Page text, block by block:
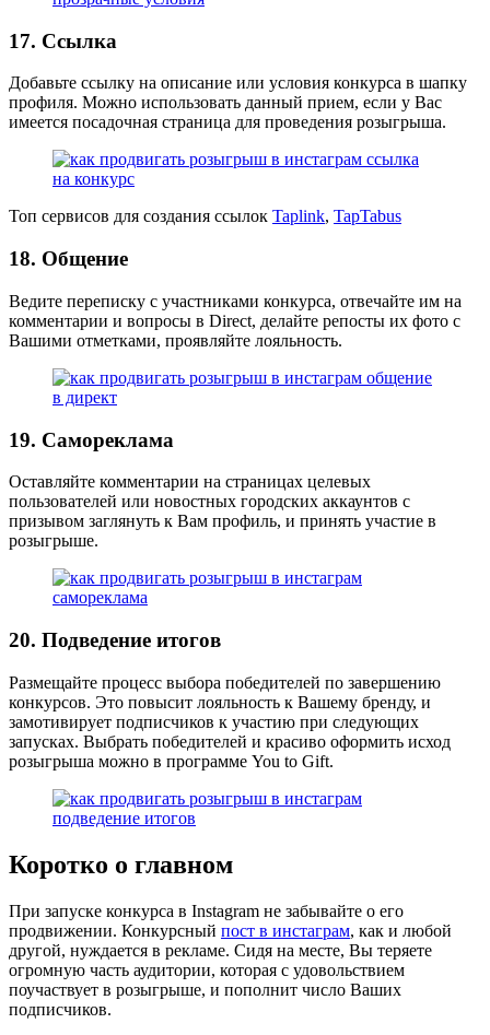
17. Ссылка
Добавьте ссылку на описание или условия конкурса в шапку
профиля. Можно использовать данный прием, если у Вас
имеется посадочная страница для проведения розыгрыша.
Топ сервисов для создания ссылок Taplink, TapTabus
18. Общение
Ведите переписку с участниками конкурса, отвечайте им на
комментарии и вопросы в Direct, делайте репосты их фото с
Вашими отметками, проявляйте лояльность.
19. Самореклама
Оставляйте комментарии на страницах целевых
пользователей или новостных городских аккаунтов с
призывом заглянуть к Вам профиль, и принять участие в
розыгрыше.
20. Подведение итогов
Размещайте процесс выбора победителей по завершению
конкурсов. Это повысит лояльность к Вашему бренду, и
замотивирует подписчиков к участию при следующих
запусках. Выбрать победителей и красиво оформить исход
розыгрыша можно в программе You to Gift.
Коротко о главном
При запуске конкурса в Instagram не забывайте о его
продвижении. Конкурсный пост в инстаграм, как и любой
другой, нуждается в рекламе. Сидя на месте, Вы теряете
огромную часть аудитории, которая с удовольствием
поучаствует в розыгрыше, и пополнит число Ваших
подписчиков.